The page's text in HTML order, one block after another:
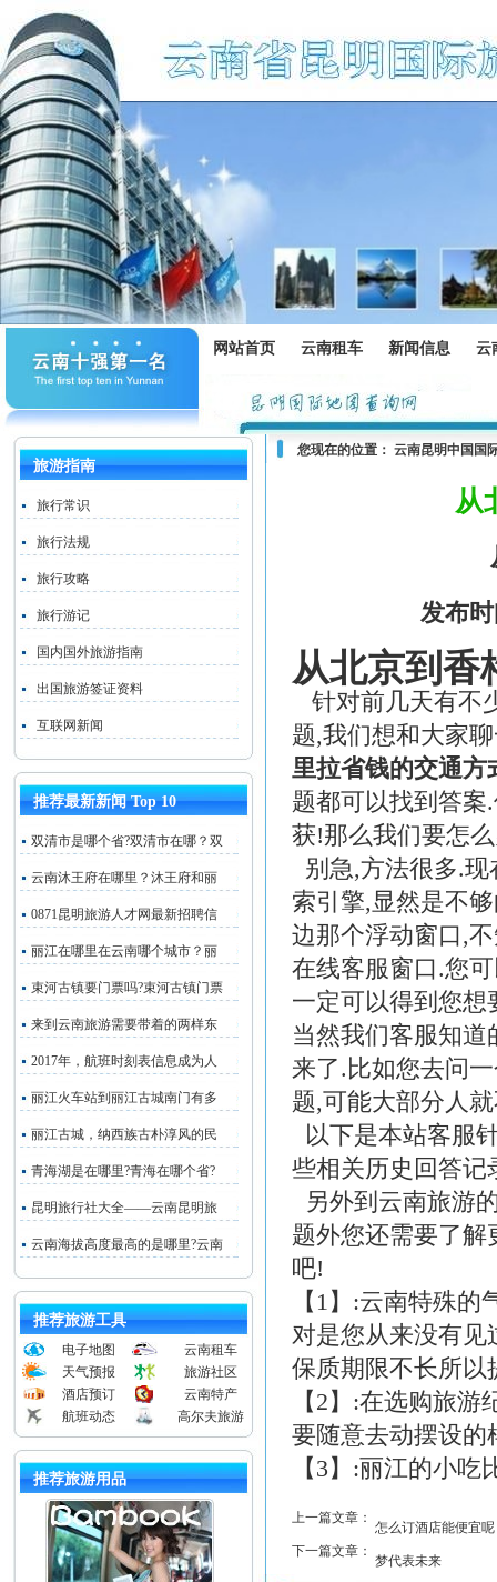
网站首页 云南租车 新闻信息 云
旅游指南
旅行常识
旅行法规
旅行攻略
旅行游记
国内国外旅游指南
出国旅游签证资料
互联网新闻
推荐最新新闻 Top 10
双清市是哪个省?双清市在哪？双
云南沐王府在哪里？沐王府和丽
0871昆明旅游人才网最新招聘信
丽江在哪里在云南哪个城市？丽
束河古镇要门票吗?束河古镇门票
来到云南旅游需要带着的两样东
2017年，航班时刻表信息成为人
丽江火车站到丽江古城南门有多
丽江古城，纳西族古朴淳风的民
青海湖是在哪里?青海在哪个省?
昆明旅行社大全——云南昆明旅
云南海拔高度最高的是哪里?云南
推荐旅游工具
电子地图
云南租车
天气预报
旅游社区
酒店预订
云南特产
航班动态
高尔夫旅游
推荐旅游用品
您现在的位置： 云南昆明中国国
从
发布
从北京到香
针对前几天有不
题,我们想和大家
里拉省钱的交通方
题都可以找到答
获!那么我们要怎
别急,方法很多.
索引擎,显然是不
边那个浮动窗口,
在线客服窗口.您
一定可以得到您
当然我们客服知
来了.比如您去问
题,可能大部分人
以下是本站客服
些相关历史回答记
另外到云南旅游
题外您还需要了
吧!
【1】:云南特殊
对是您从来没有见
保质期限不长所
【2】:在选购旅
要随意去动摆设的
【3】:丽江的小
上一篇文章： 怎么订酒店能便宜
下一篇文章： 梦代表未来